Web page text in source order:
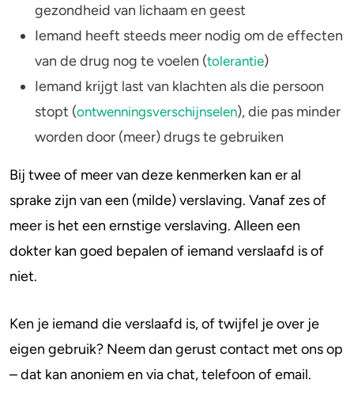
gezondheid van lichaam en geest
Iemand heeft steeds meer nodig om de effecten
van de drug nog te voelen (tolerantie)
Iemand krijgt last van klachten als die persoon
stopt (ontwenningsverschijnselen), die pas minder
worden door (meer) drugs te gebruiken
Bij twee of meer van deze kenmerken kan er al
sprake zijn van een (milde) verslaving. Vanaf zes of
meer is het een ernstige verslaving. Alleen een
dokter kan goed bepalen of iemand verslaafd is of
niet.
Ken je iemand die verslaafd is, of twijfel je over je
eigen gebruik? Neem dan gerust contact met ons op
– dat kan anoniem en via chat, telefoon of email.